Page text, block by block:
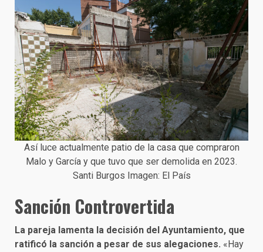
Así luce actualmente patio de la casa que compraron
Malo y García y que tuvo que ser demolida en 2023.
Santi Burgos Imagen: El País
Sanción Controvertida
La pareja lamenta la decisión del Ayuntamiento, que
ratificó la sanción a pesar de sus alegaciones. «Hay